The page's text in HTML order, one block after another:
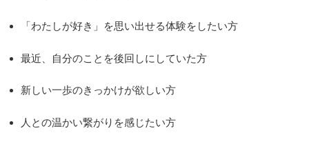
「わたしが好き」を思い出せる体験をしたい方
最近、自分のことを後回しにしていた方
新しい一歩のきっかけが欲しい方
人との温かい繋がりを感じたい方